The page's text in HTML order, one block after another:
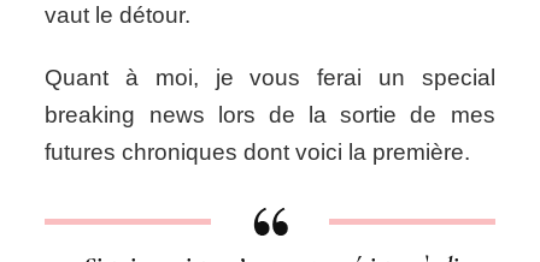
vaut le détour.
Quant à moi, je vous ferai un special
breaking news lors de la sortie de mes
futures chroniques dont voici la première.